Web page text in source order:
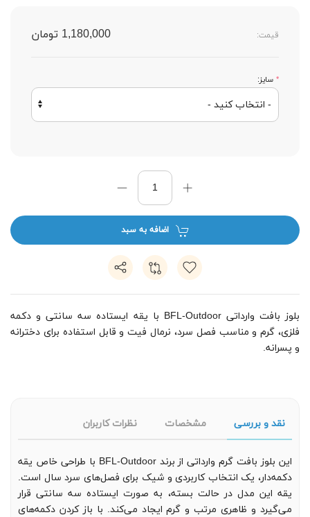
قیمت: 1,180,000 تومان
* سایز:
اضافه به سبد
بلوز بافت وارداتی BFL-Outdoor با یقه ایستاده سه سانتی و دکمه
فلزی، گرم و مناسب فصل سرد، نرمال فیت و قابل استفاده برای دخترانه
و پسرانه.
نقد و بررسی مشخصات نظرات کاربران
این بلوز بافت گرم وارداتی از برند BFL-Outdoor با طراحی خاص یقه
دکمه‌دار، یک انتخاب کاربردی و شیک برای فصل‌های سرد سال است.
یقه این مدل در حالت بسته، به صورت ایستاده سه سانتی قرار
می‌گیرد و ظاهری مرتب و گرم ایجاد می‌کند. با باز کردن دکمه‌های